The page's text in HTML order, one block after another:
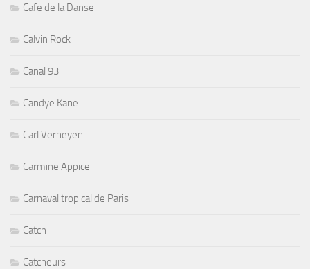
Cafe de la Danse
Calvin Rock
Canal 93
Candye Kane
Carl Verheyen
Carmine Appice
Carnaval tropical de Paris
Catch
Catcheurs